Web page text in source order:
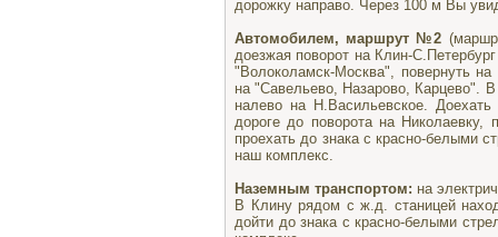
дорожку направо. Через 100 м Вы
Автомобилем, маршрут №2
доезжая поворот на Клин-
"Волоколамск-Москва", повернуть
на "Савельево, Назарово, Карцево".
налево на Н.Васильевское.
дороге до поворота на
проехать до знака с красно-белыми
наш комплекс.
Наземным транспортом: на
В Клину рядом с ж.д. станицей
дойти до знака с красно-белыми